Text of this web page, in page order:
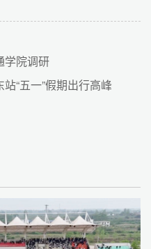
学院调研
“五一”假期出行高峰